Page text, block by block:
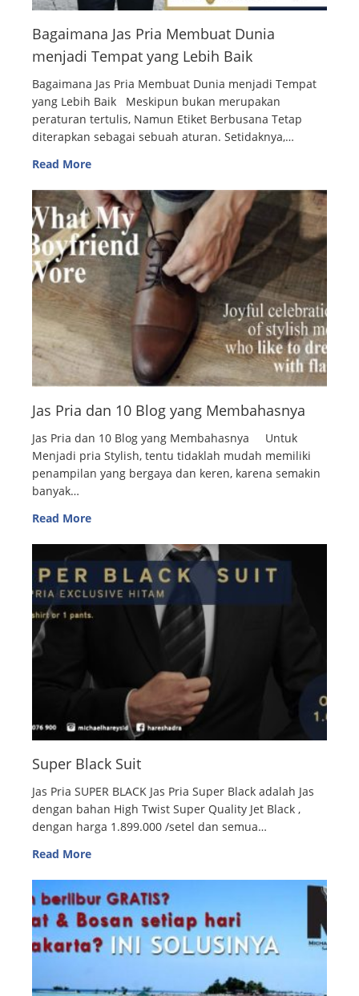
Bagaimana Jas Pria Membuat Dunia
menjadi Tempat yang Lebih Baik
Bagaimana Jas Pria Membuat Dunia menjadi Tempat
yang Lebih Baik Meskipun bukan merupakan
peraturan tertulis, Namun Etiket Berbusana Tetap
diterapkan sebagai sebuah aturan. Setidaknya,…
Read More
Jas Pria dan 10 Blog yang Membahasnya
Jas Pria dan 10 Blog yang Membahasnya Untuk
Menjadi pria Stylish, tentu tidaklah mudah memiliki
penampilan yang bergaya dan keren, karena semakin
banyak…
Read More
Super Black Suit
Jas Pria SUPER BLACK Jas Pria Super Black adalah Jas
dengan bahan High Twist Super Quality Jet Black ,
dengan harga 1.899.000 /setel dan semua…
Read More